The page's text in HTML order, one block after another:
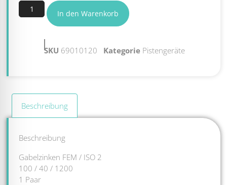
In den Warenkorb
SKU 69010120 Kategorie Pistengeräte
Beschreibung
Beschreibung
Gabelzinken FEM / ISO 2
100 / 40 / 1200
1 Paar